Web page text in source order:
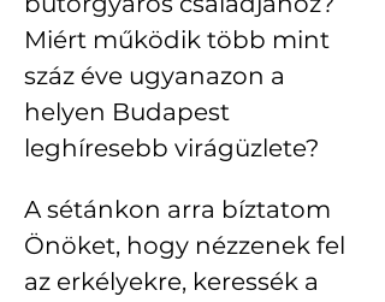
Miért működik több mint
száz éve ugyanazon a
helyen Budapest
leghíresebb virágüzlete?
A sétánkon arra bíztatom
Önöket, hogy nézzenek fel
az erkélyekre, keressék a